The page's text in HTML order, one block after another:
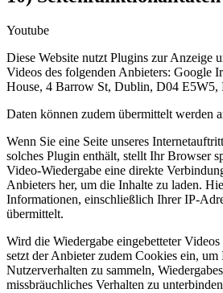
Youtube
Diese Website nutzt Plugins zur Anzeige
Videos des folgenden Anbieters: Google
House, 4 Barrow St, Dublin, D04 E5W5,
Daten können zudem übermittelt werden
Wenn Sie eine Seite unseres
solches Plugin enthält, stellt Ihr Browser
Video-Wiedergabe eine direkte
Anbieters her, um die Inhalte zu laden.
Informationen, einschließlich Ihrer IP-
übermittelt.
Wird die Wiedergabe eingebetteter
setzt der Anbieter zudem Cookies ein,
Nutzerverhalten zu sammeln,
missbräuchliches Verhalten zu